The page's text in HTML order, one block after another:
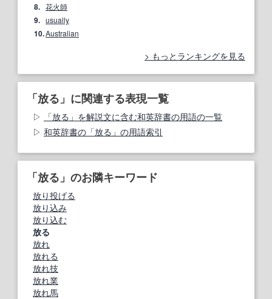
8. 花火師
9. usually
10.Australian
もっとランキングを見る
「放る」に関連する表現一覧
「放る」を解説文に含む和英辞書の用語の一覧
和英辞書の「放る」の用語索引
「放る」のお隣キーワード
放り投げる
放り込み
放り込む
放る
放れ
放れる
放れ技
放れ業
放れ馬